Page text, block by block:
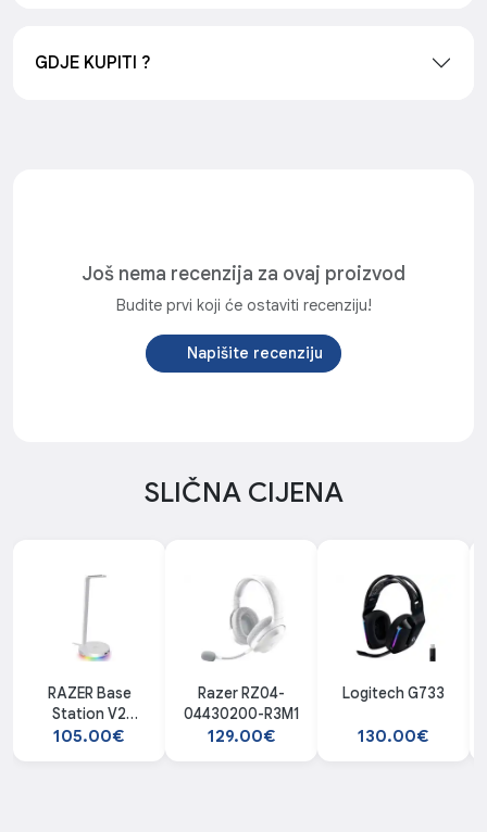
GDJE KUPITI ?
Još nema recenzija za ovaj proizvod
Budite prvi koji će ostaviti recenziju!
Napišite recenziju
SLIČNA CIJENA
RAZER Base
Station V2
Chroma Mercury
105.00€
Razer RZ04-
04430200-R3M1
129.00€
Logitech G733
130.00€